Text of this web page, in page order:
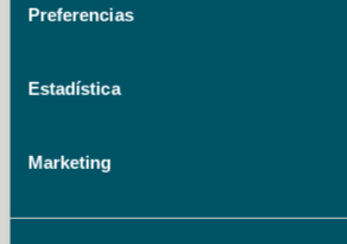
Preferencias
Estadística
Marketing
Fundación Unicaja